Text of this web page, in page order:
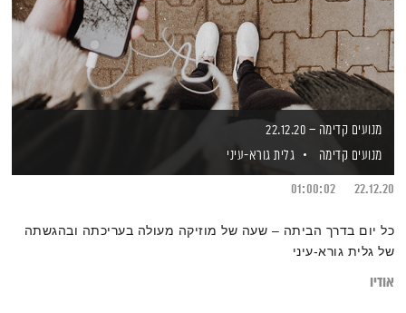
מנועים קדימה – 22.12.20
מנועים קדימה
גלית גורא-עיני
22.12.20
01:00:02
כל יום בדרך הביתה – שעה של מוזיקה מעולה בעריכתה ובהגשתה
של גלית גורא-עיני
אודיו